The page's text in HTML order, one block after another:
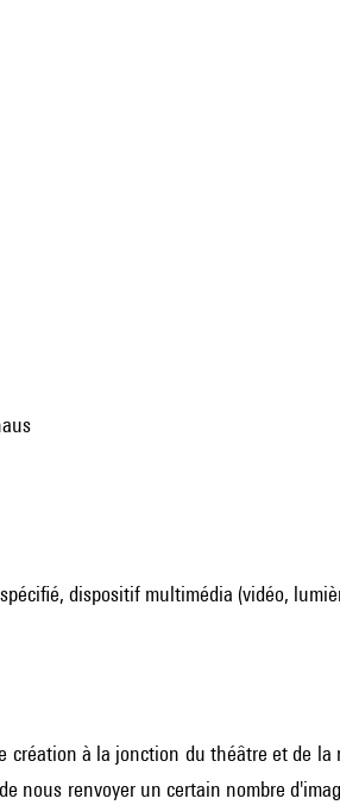
dispositif multimédia (vidéo,
création à la jonction du théâtre et de
nous renvoyer un certain nombre